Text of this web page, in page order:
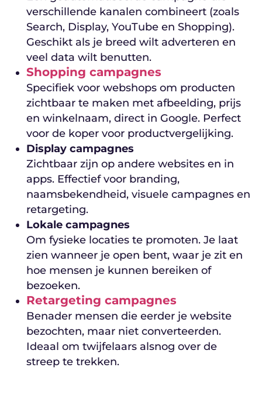
verschillende kanalen combineert (zoals
Search, Display, YouTube en Shopping).
Geschikt als je breed wilt adverteren en
veel data wilt benutten.
Shopping campagnes
Specifiek voor webshops om producten
zichtbaar te maken met afbeelding, prijs
en winkelnaam, direct in Google. Perfect
voor de koper voor productvergelijking.
Display campagnes
Zichtbaar zijn op andere websites en in
apps. Effectief voor branding,
naamsbekendheid, visuele campagnes en
retargeting.
Lokale campagnes
Om fysieke locaties te promoten. Je laat
zien wanneer je open bent, waar je zit en
hoe mensen je kunnen bereiken of
bezoeken.
Retargeting campagnes
Benader mensen die eerder je website
bezochten, maar niet converteerden.
Ideaal om twijfelaars alsnog over de
streep te trekken.